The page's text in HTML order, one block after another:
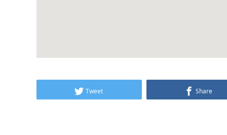
Tweet Share